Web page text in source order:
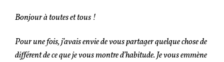
Bonjour à toutes et tous !
Pour une fois, j’avais envie de vous partager quelque chose de
différent de ce que je vous montre d’habitude. Je vous emmène